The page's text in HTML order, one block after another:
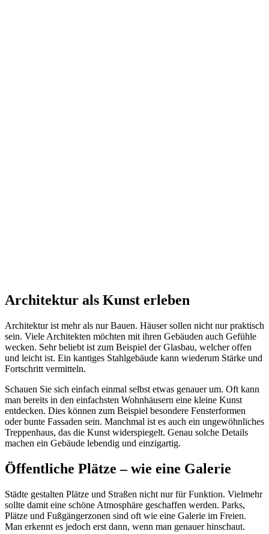
Architektur als Kunst erleben
Architektur ist mehr als nur Bauen. Häuser sollen nicht nur praktisch
sein. Viele Architekten möchten mit ihren Gebäuden auch Gefühle
wecken. Sehr beliebt ist zum Beispiel der Glasbau, welcher offen
und leicht ist. Ein kantiges Stahlgebäude kann wiederum Stärke und
Fortschritt vermitteln.
Schauen Sie sich einfach einmal selbst etwas genauer um. Oft kann
man bereits in den einfachsten Wohnhäusern eine kleine Kunst
entdecken. Dies können zum Beispiel besondere Fensterformen
oder bunte Fassaden sein. Manchmal ist es auch ein ungewöhnliches
Treppenhaus, das die Kunst widerspiegelt. Genau solche Details
machen ein Gebäude lebendig und einzigartig.
Öffentliche Plätze – wie eine Galerie
Städte gestalten Plätze und Straßen nicht nur für Funktion. Vielmehr
sollte damit eine schöne Atmosphäre geschaffen werden. Parks,
Plätze und Fußgängerzonen sind oft wie eine Galerie im Freien.
Man erkennt es jedoch erst dann, wenn man genauer hinschaut.